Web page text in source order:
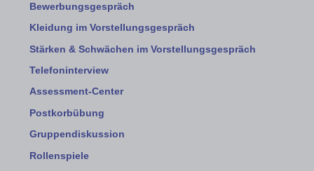
Bewerbungsgespräch
Kleidung im Vorstellungsgespräch
Stärken & Schwächen im Vorstellungsgespräch
Telefoninterview
Assessment-Center
Postkorbübung
Gruppendiskussion
Rollenspiele